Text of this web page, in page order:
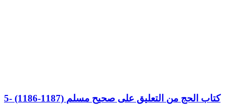
5- (1186-1187) كتاب الحج من التعليق على صحيح مسلم